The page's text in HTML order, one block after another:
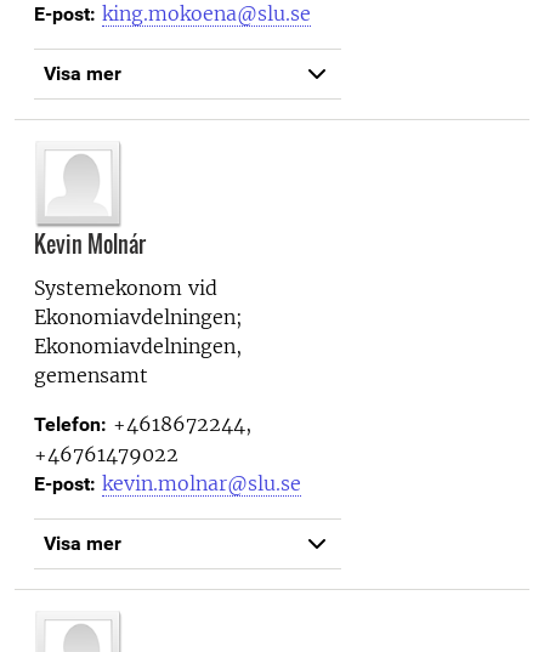
E-post: king.mokoena@slu.se
Visa mer
Kevin Molnár
Systemekonom vid
Ekonomiavdelningen;
Ekonomiavdelningen,
gemensamt
Telefon: +4618672244,
+46761479022
E-post: kevin.molnar@slu.se
Visa mer